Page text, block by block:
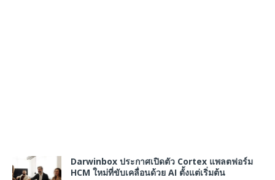
Darwinbox ประกาศเปิดตัว Cortex แพลตฟอร์ม
HCM ใหม่ที่ขับเคลื่อนด้วย AI ตั้งแต่เริ่มต้น